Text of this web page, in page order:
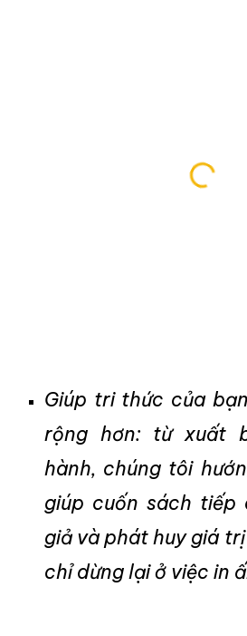
Giúp tri thức của
rộng hơn: từ xuất
hành, chúng tôi
giúp cuốn sách tiếp
giả và phát huy giá
chỉ dừng lại ở việc in